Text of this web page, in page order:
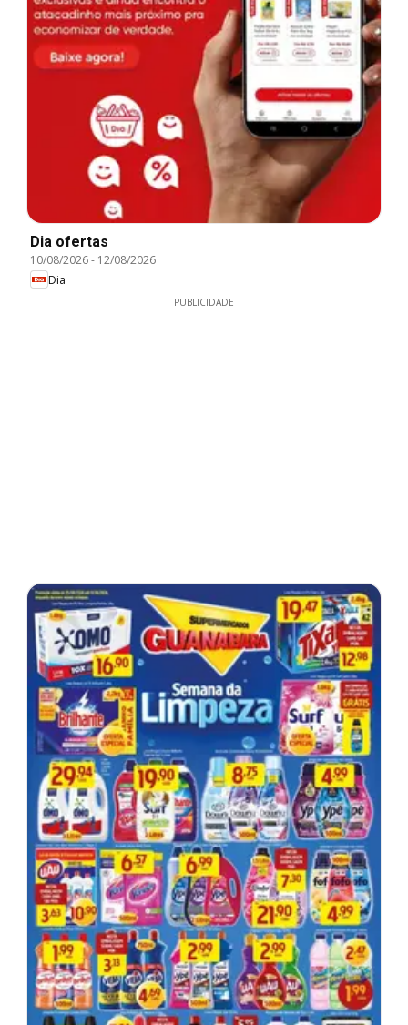
Dia ofertas
10/08/2026- 12/08/2026
Dia
PUBLICIDADE